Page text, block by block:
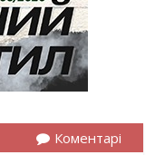
Коментарі